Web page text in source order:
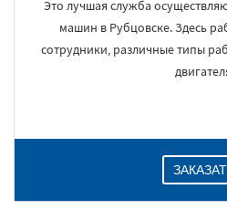
Это лучшая служба
машин в Рубцовске. Здесь
сотрудники, различные типы